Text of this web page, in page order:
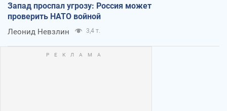
Запад проспал угрозу: Россия может
проверить НАТО войной
Леонид Невзлин 3,4 т.